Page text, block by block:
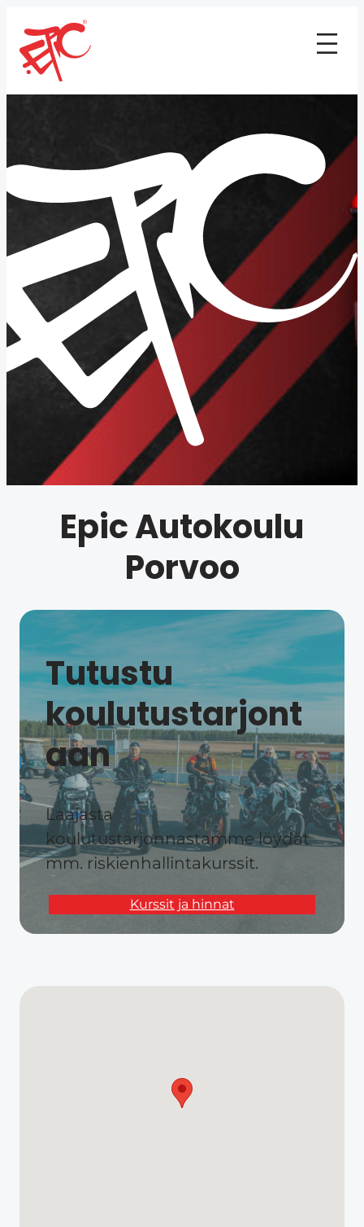
Epic Autokoulu
Porvoo
Tutustu
koulutustarjont
aan​
Laajasta
koulutustarjonnastamme löydät
mm. riskienhallintakurssit.
Kurssit ja hinnat